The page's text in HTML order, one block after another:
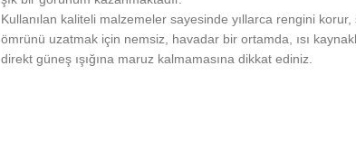
Kullanılan kaliteli malzemeler sayesinde yıllarca rengini
ömrünü uzatmak için nemsiz, havadar bir ortamda, ısı
direkt güneş ışığına maruz kalmamasına dikkat ediniz.